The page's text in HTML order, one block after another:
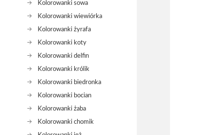
Kolorowanki sowa
Kolorowanki wiewiórka
Kolorowanki żyrafa
Kolorowanki koty
Kolorowanki delfin
Kolorowanki królik
Kolorowanki biedronka
Kolorowanki bocian
Kolorowanki żaba
Kolorowanki chomik